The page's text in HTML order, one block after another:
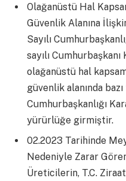
Olağanüstü Hal
Güvenlik Alanına
Sayılı
sayılı
olağanüstü hal
güvenlik alanında
Cumhurbaşkanlığı
yürürlüğe girmiştir.
02.2023 Tarihinde
Nedeniyle Zarar
Üreticilerin, T.C. Ziraat